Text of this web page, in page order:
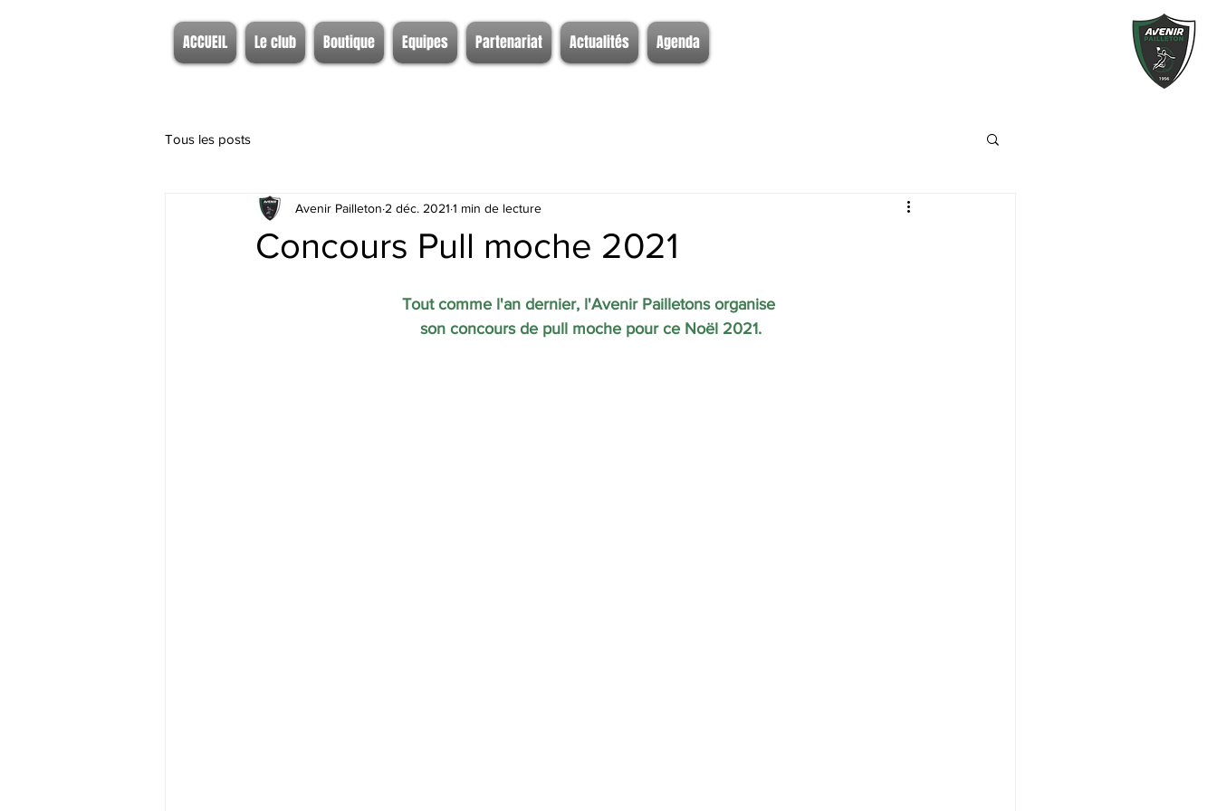
ACCUEIL Le club Boutique Equipes Partenariat Actualités Agenda
Tous les posts
Concours Pull moche 2021
Avenir Pailleton 2 déc. 2021 1 min de lecture
Tout comme l'an dernier, l'Avenir Pailletons organise
son concours de pull moche pour ce Noël 2021.